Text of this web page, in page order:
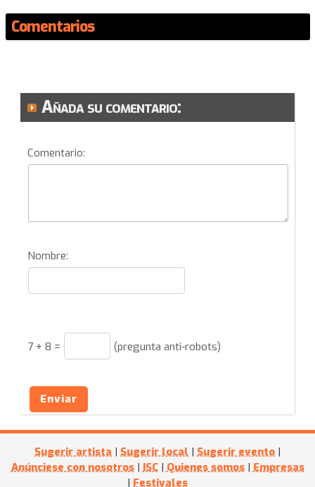
Comentarios
Añada su comentario:
Comentario:
Nombre:
7+ 8 = (pregunta anti-robots)
Enviar
Sugerir artista | Sugerir local | Sugerir evento |
Anúnciese con nosotros | ISC | Quienes somos | Empresas
| Festivales